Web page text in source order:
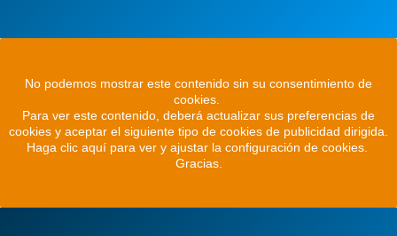
No podemos mostrar este contenido sin su consentimiento de
cookies.
Para ver este contenido, deberá actualizar sus preferencias de
cookies y aceptar el siguiente tipo de cookies de publicidad dirigida.
Haga clic aquí para ver y ajustar la configuración de cookies.
Gracias.